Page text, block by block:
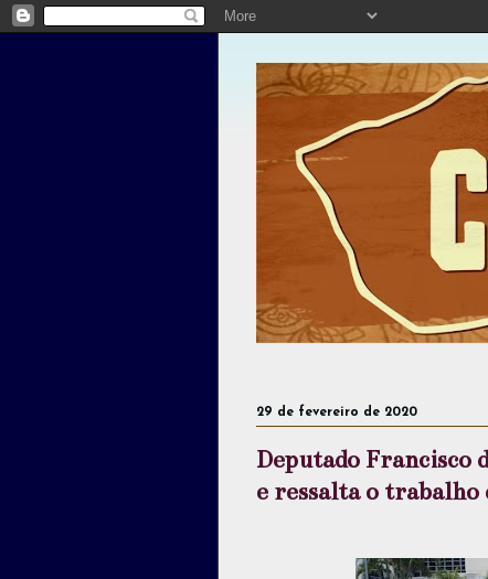
29 de fevereiro de 2020
Deputado Francisco
e ressalta o trabalho